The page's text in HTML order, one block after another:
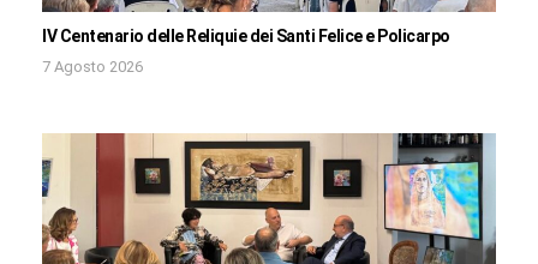
IV Centenario delle Reliquie dei Santi Felice e Policarpo
7 Agosto 2026